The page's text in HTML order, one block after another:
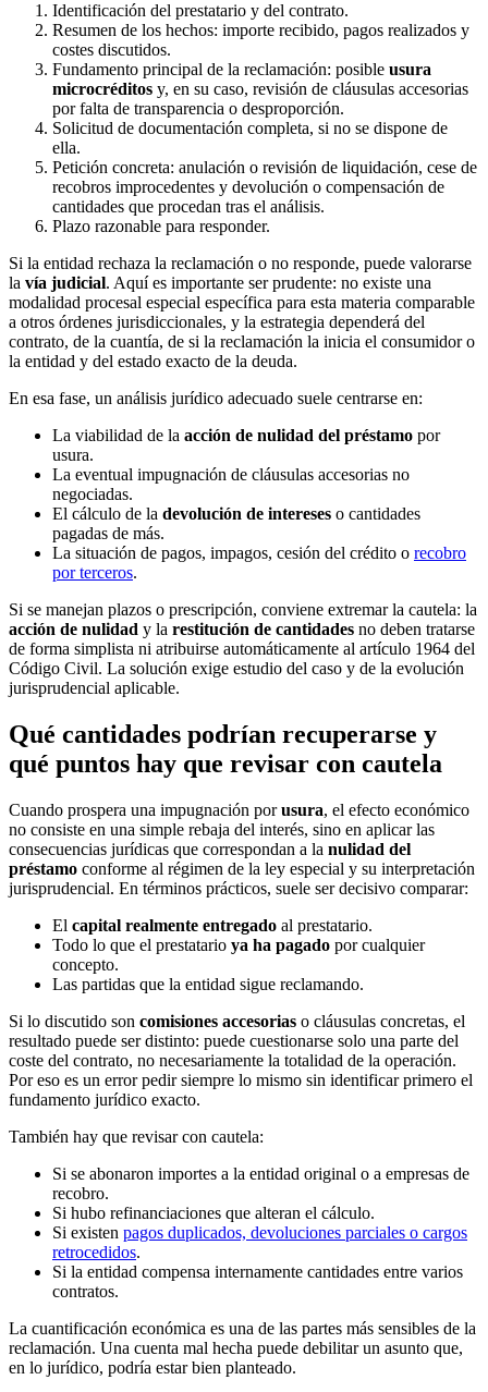
Identificación del prestatario y del contrato.
Resumen de los hechos: importe recibido, pagos realizados y
costes discutidos.
Fundamento principal de la reclamación: posible usura
microcréditos y, en su caso, revisión de cláusulas accesorias
por falta de transparencia o desproporción.
Solicitud de documentación completa, si no se dispone de
ella.
Petición concreta: anulación o revisión de liquidación, cese de
recobros improcedentes y devolución o compensación de
cantidades que procedan tras el análisis.
Plazo razonable para responder.
Si la entidad rechaza la reclamación o no responde, puede valorarse
la vía judicial. Aquí es importante ser prudente: no existe una
modalidad procesal especial específica para esta materia comparable
a otros órdenes jurisdiccionales, y la estrategia dependerá del
contrato, de la cuantía, de si la reclamación la inicia el consumidor o
la entidad y del estado exacto de la deuda.
En esa fase, un análisis jurídico adecuado suele centrarse en:
La viabilidad de la acción de nulidad del préstamo por
usura.
La eventual impugnación de cláusulas accesorias no
negociadas.
El cálculo de la devolución de intereses o cantidades
pagadas de más.
La situación de pagos, impagos, cesión del crédito o recobro
por terceros.
Si se manejan plazos o prescripción, conviene extremar la cautela: la
acción de nulidad y la restitución de cantidades no deben tratarse
de forma simplista ni atribuirse automáticamente al artículo 1964 del
Código Civil. La solución exige estudio del caso y de la evolución
jurisprudencial aplicable.
Qué cantidades podrían recuperarse y
qué puntos hay que revisar con cautela
Cuando prospera una impugnación porusura, el efecto económico
no consiste en una simple rebaja del interés, sino en aplicar las
consecuencias jurídicas que correspondan a la nulidad del
préstamo conforme al régimen de la ley especial y su interpretación
jurisprudencial. En términos prácticos, suele ser decisivo comparar:
El capital realmente entregado al prestatario.
Todo lo que el prestatario ya ha pagado por cualquier
concepto.
Las partidas que la entidad sigue reclamando.
Si lo discutido son comisiones accesorias o cláusulas concretas, el
resultado puede ser distinto: puede cuestionarse solo una parte del
coste del contrato, no necesariamente la totalidad de la operación.
Por eso es un error pedir siempre lo mismo sin identificar primero el
fundamento jurídico exacto.
También hay que revisar con cautela:
Si se abonaron importes a la entidad original o a empresas de
recobro.
Si hubo refinanciaciones que alteran el cálculo.
Si existen pagos duplicados, devoluciones parciales o cargos
retrocedidos.
Si la entidad compensa internamente cantidades entre varios
contratos.
La cuantificación económica es una de las partes más sensibles de la
reclamación. Una cuenta mal hecha puede debilitar un asunto que,
en lo jurídico, podría estar bien planteado.